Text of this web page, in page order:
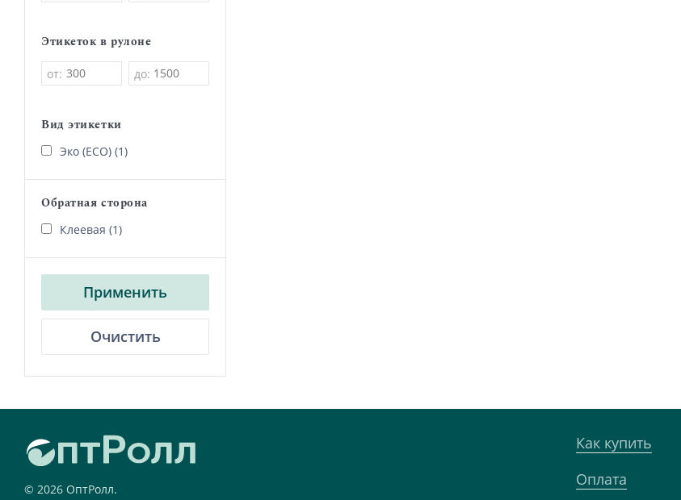
Этикеток в рулоне
от: до:
Вид этикетки
Эко (ECO) (1)
Обратная сторона
Клеевая (1)
Применить
Очистить
© 2026 ОптРолл.
Как купить
Оплата